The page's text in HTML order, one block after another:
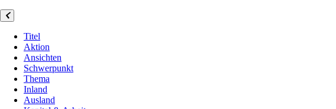
Titel
Aktion
Ansichten
Schwerpunkt
Thema
Inland
Ausland